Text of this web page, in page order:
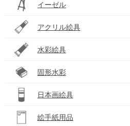
イーゼル
アクリル絵具
水彩絵具
固形水彩
日本画絵具
絵手紙用品